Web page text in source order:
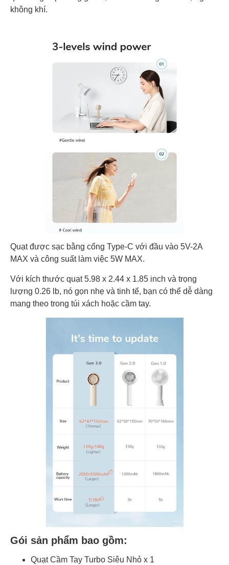
không khí.
Quạt được sạc bằng cổng Type-C với đầu vào 5V-2A
MAX và công suất làm việc 5W MAX.
Với kích thước quạt 5.98 x 2.44 x 1.85 inch và trọng
lượng 0.26 lb, nó gọn nhẹ và tinh tế, bạn có thể dễ dàng
mang theo trong túi xách hoặc cầm tay.
Gói sản phẩm bao gồm:
Quạt Cầm Tay Turbo Siêu Nhỏ x 1